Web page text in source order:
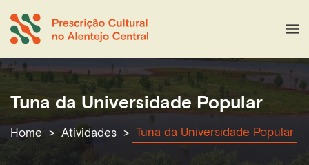
Tuna da Universidade Popular
Home Atividades Tuna da Universidade Popular